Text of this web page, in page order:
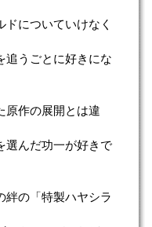
についていけなく
追うごとに好きにな
原作の展開とは違
選んだ功一が好きで
絆の「特製ハヤシラ